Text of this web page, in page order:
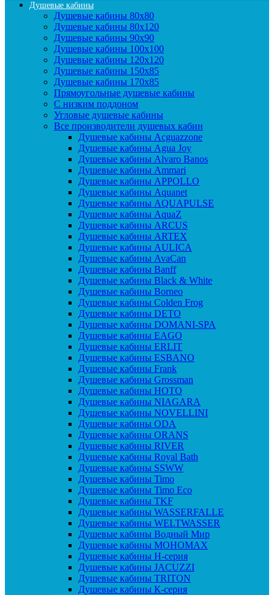
Душевые кабины
Душевые кабины 80x80
Душевые кабины 80x120
Душевые кабины 90х90
Душевые кабины 100x100
Душевые кабины 120x120
Душевые кабины 150x85
Душевые кабины 170x85
Прямоугольные душевые кабины
С низким поддоном
Угловые душевые кабины
Все производители душевых кабин
Душевые кабины Acguazzone
Душевые кабины Agua Joy
Душевые кабины Alvaro Banos
Душевые кабины Ammari
Душевые кабины APPOLLO
Душевые кабины Aquanet
Душевые кабины AQUAPULSE
Душевые кабины AquaZ
Душевые кабины ARCUS
Душевые кабины ARTEX
Душевые кабины AULICA
Душевые кабины AvaCan
Душевые кабины Banff
Душевые кабины Black & White
Душевые кабины Borneo
Душевые кабины Colden Frog
Душевые кабины DETO
Душевые кабины DOMANI-SPA
Душевые кабины EAGO
Душевые кабины ERLIT
Душевые кабины ESBANO
Душевые кабины Frank
Душевые кабины Grossman
Душевые кабины HOTO
Душевые кабины NIAGARA
Душевые кабины NOVELLINI
Душевые кабины ODA
Душевые кабины ORANS
Душевые кабины RIVER
Душевые кабины Royal Bath
Душевые кабины SSWW
Душевые кабины Timo
Душевые кабины Timo Eco
Душевые кабины TKF
Душевые кабины WASSERFALLE
Душевые кабины WELTWASSER
Душевые кабины Водный Мир
Душевые кабины МОНОМАХ
Душевые кабины H-серия
Душевые кабины JACUZZI
Душевые кабины TRITON
Душевые кабины К-серия